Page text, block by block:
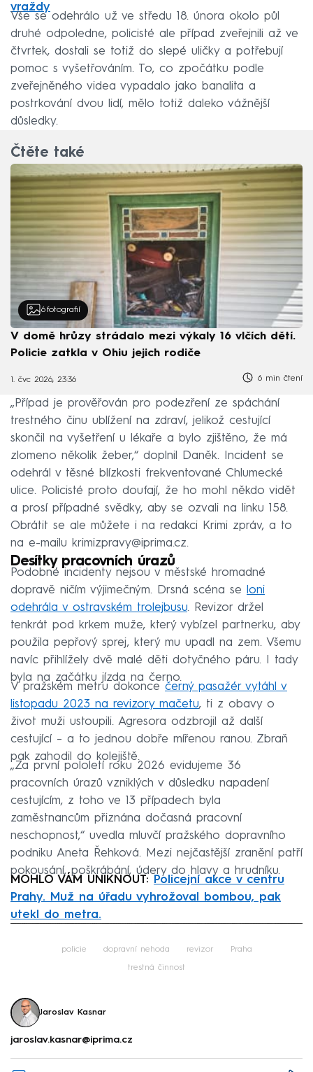
vraždy
Vše se odehrálo už ve středu 18. února okolo půl
druhé odpoledne, policisté ale případ zveřejnili až ve
čtvrtek, dostali se totiž do slepé uličky a potřebují
pomoc s vyšetřováním. To, co zpočátku podle
zveřejněného videa vypadalo jako banalita a
postrkování dvou lidí, mělo totiž daleko vážnější
důsledky.
Čtěte také
6 fotografií
V domě hrůzy strádalo mezi výkaly 16 vlčích dětí.
Policie zatkla v Ohiu jejich rodiče
1. čvc 2026, 23:36 6 min čtení
„Případ je prověřován pro podezření ze spáchání
trestného činu ublížení na zdraví, jelikož cestující
skončil na vyšetření u lékaře a bylo zjištěno, že má
zlomeno několik žeber,“ doplnil Daněk. Incident se
odehrál v těsné blízkosti frekventované Chlumecké
ulice. Policisté proto doufají, že ho mohl někdo vidět
a prosí případné svědky, aby se ozvali na linku 158.
Obrátit se ale můžete i na redakci Krimi zpráv, a to
na e-mailu krimizpravy@iprima.cz.
Desítky pracovních úrazů
Podobné incidenty nejsou v městské hromadné
dopravě ničím výjimečným. Drsná scéna se loni
odehrála v ostravském trolejbusu. Revizor držel
tenkrát pod krkem muže, který vybízel partnerku, aby
použila pepřový sprej, který mu upadl na zem. Všemu
navíc přihlížely dvě malé děti dotyčného páru. I tady
byla na začátku jízda na černo.
V pražském metru dokonce černý pasažér vytáhl v
listopadu 2023 na revizory mačetu, ti z obavy o
život muži ustoupili. Agresora odzbrojil až další
cestující – a to jednou dobře mířenou ranou. Zbraň
pak zahodil do kolejiště.
„Za první pololetí roku 2026 evidujeme 36
pracovních úrazů vzniklých v důsledku napadení
cestujícím, z toho ve 13 případech byla
zaměstnancům přiznána dočasná pracovní
neschopnost,“ uvedla mluvčí pražského dopravního
podniku Aneta Řehková. Mezi nejčastější zranění patří
pokousání, poškrábání, údery do hlavy a hrudníku.
MOHLO VÁM UNIKNOUT: Policejní akce v centru
Prahy. Muž na úřadu vyhrožoval bombou, pak
utekl do metra.
policie dopravní nehoda revizor Praha
trestná činnost
Jaroslav Kasnar
jaroslav.kasnar@iprima.cz